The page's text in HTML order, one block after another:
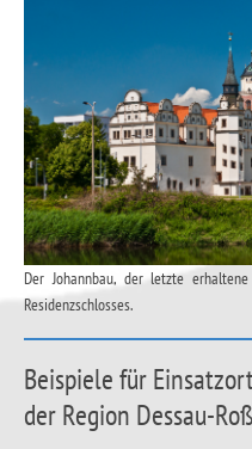
Der Johannbau, der letzte
Residenzschlosses.
Beispiele für
der Region Dessau-